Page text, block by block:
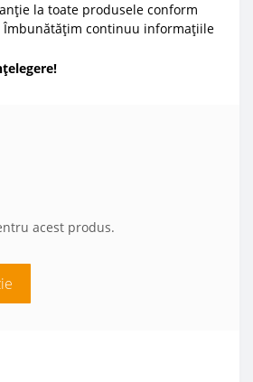
la toate produsele conform
Îmbunătățim continuu informațiile
acest produs.